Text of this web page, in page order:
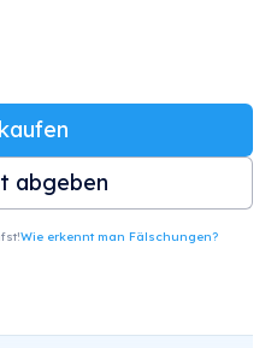
abgeben
Wie erkennt man Fälschungen?